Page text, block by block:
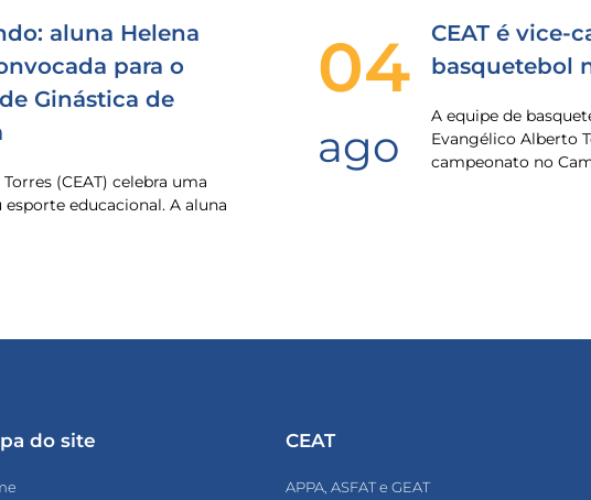
aluna Helena
para o
Ginástica de
(CEAT) celebra uma
educacional. A aluna
04
ago
CEAT é vice-
basquetebol
A equipe de
Evangélico Alberto
campeonato no
do site CEAT
APPA, ASFAT e GEAT